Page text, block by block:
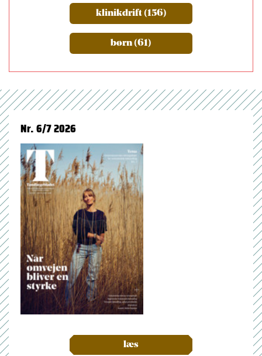
klinikdrift (156)
børn (61)
Nr. 6/7 2026
læs